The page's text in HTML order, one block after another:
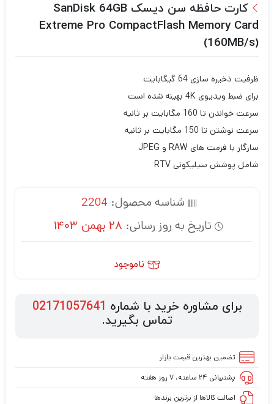
کارت حافظه سن دیسک SanDisk 64GB
Extreme Pro CompactFlash Memory Card
(160MB/s)
ظرفیت ذخیره سازی 64 گیگابایت
برای ضبط ویدیوی 4K بهینه شده است
سرعت خواندن تا 160 مگابایت بر ثانیه
سرعت نوشتن تا 150 مگابایت بر ثانیه
سازگار با فرمت های RAW و JPEG
شامل پوشش سیلیکونی RTV
شناسه محصول: 2204
تاریخ به روز رسانی: 28 بهمن 1403
ناموجود
برای مشاوره خرید با شماره 02171057641
تماس بگیرید.
تضمین بهترین قیمت بازار
پشتیبانی ۲۴ ساعته، ۷ روز هفته
اصالت کالاها از برترین برندها